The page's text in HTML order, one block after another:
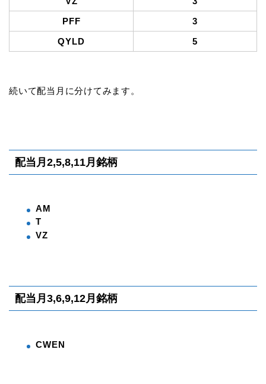
PFF
3
QYLD
5
続いて配当月に分けてみます。
配当月2,5,8,11月銘柄
AM
T
VZ
配当月3,6,9,12月銘柄
CWEN